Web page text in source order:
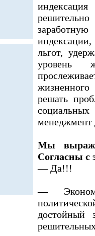
льгот,
уровень
решать
социальных
менеджмент
Мы
Согласны с
— Да!!!
—
достойный